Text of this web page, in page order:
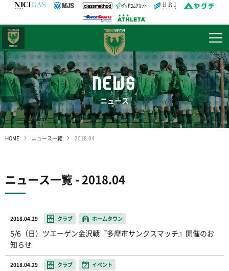
NEWS
ニュース
HOME ニュース一覧 2018.04
ニュース一覧 - 2018.04
2018.04.29 クラブ ホームタウン
5/6（日）ツエーゲン金沢戦『多摩市サンクスマッチ』開催のお
知らせ
2018.04.29 クラブ イベント